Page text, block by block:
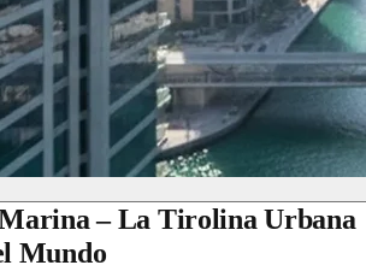
– La Tirolina Urbana
Mundo